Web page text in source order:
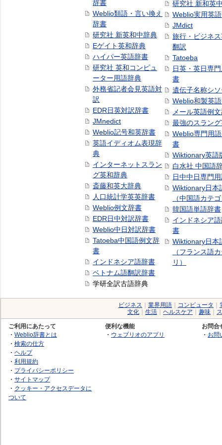
辞書
Weblio類語・言い換え
辞書
研究社 新英和中辞典
Eゲイト英和辞典
ハイパー英語辞書
研究社 英和コンピュ
ーター用語辞典
外務省記者会見英語対
訳
EDR日英対訳辞書
JMnedict
Weblio記号和英辞書
英語イディオム表現辞
典
インターネットスラン
グ英和辞典
斎藤和英大辞典
人口統計学英英辞書
Weblio例文辞書
EDR日中対訳辞書
Weblio中日対訳辞書
Tatoeba中国語例文辞
書
インドネシア語辞書
ベトナム語翻訳辞書
学研全訳古語辞典
研究社 新和英
Weblio実用英
JMdict
旅行・ビジネ
翻訳
Tatoeba
日英・英日専
書
遺伝子名称シ
Weblio和製英
メール英語例
最強のスラン
Weblio専門用
書
Wiktionary英語
白水社 中国語
日中中日専門
Wiktionary日本
（中国語カテ
韓国語単語辞書
インドネシア
書
Wiktionary日本
（フランス語
リ）
ビジネス 業界用語 コンピュータ
文化
生活 ヘルスケア 趣味
ご利用にあたって
・ Weblio辞書とは
・ 検索の仕方
・ ヘルプ
・ 利用規約
・ プライバシーポリシー
・ サイトマップ
・ クッキー・アクセスデータに
ついて
便利な機能
・ ウェブリオのアプリ
お問合
・ お問